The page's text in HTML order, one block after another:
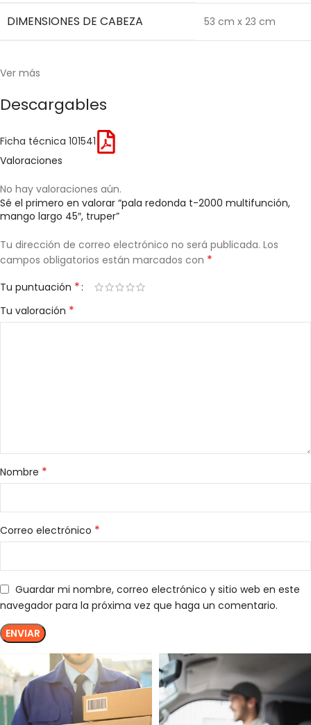
DIMENSIONES DE CABEZA 53 cm x 23 cm
Ver más
Descargables
Ficha técnica 101541
Valoraciones
No hay valoraciones aún.
Sé el primero en valorar “pala redonda t-2000 multifunción,
mango largo 45″, truper”
Tu dirección de correo electrónico no será publicada. Los
campos obligatorios están marcados con *
Tu puntuación *
Tu valoración *
Nombre *
Correo electrónico *
Guardar mi nombre, correo electrónico y sitio web en este
navegador para la próxima vez que haga un comentario.